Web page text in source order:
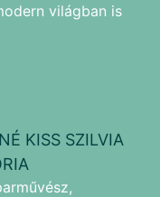
világban is
KISS SZILVIA